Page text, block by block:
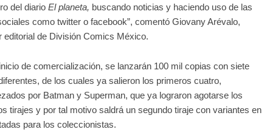
del diario El planeta, buscando noticias y haciendo uso de las
como twitter o facebook”, comentó Giovany Arévalo,
editorial de División Comics México.
de comercialización, se lanzarán 100 mil copias con siete
de los cuales ya salieron los primeros cuatro,
por Batman y Superman, que ya lograron agotarse los
tirajes y por tal motivo saldrá un segundo tiraje con variantes en
para los coleccionistas.